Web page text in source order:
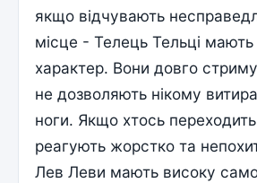
якщо відчувають
місце - Телець Тельці
характер. Вони довго
не дозволяють нікому
ноги. Якщо хтось
реагують жорстко та
Лев Леви мають високу